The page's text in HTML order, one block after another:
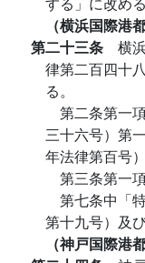
（横浜国際港
第二十三条 横
律第二百四十
る。
第二条第一
三十六号）第
年法律第百号
第三条第一
第七条中「
第十九号）及
（神戸国際港